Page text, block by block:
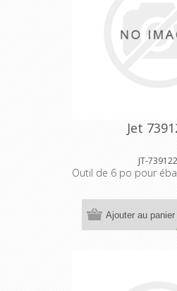
Jet
JT-739122
Outil de 6 po pour
Ajouter au panier